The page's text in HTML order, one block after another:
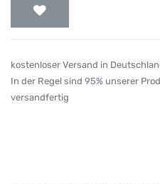
kostenloser Versand in
In der Regel sind 95% unserer
versandfertig